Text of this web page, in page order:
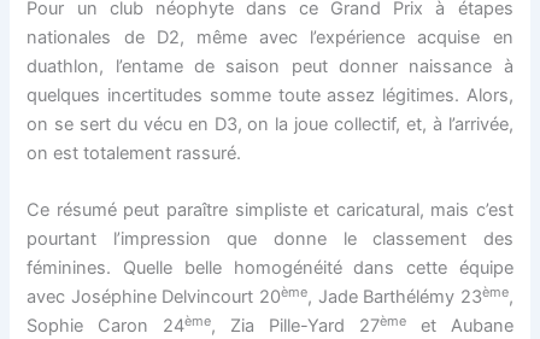
Pour un club néophyte dans ce Grand Prix à étapes
nationales de D2, même avec l’expérience acquise en
duathlon, l’entame de saison peut donner naissance à
quelques incertitudes somme toute assez légitimes. Alors,
on se sert du vécu en D3, on la joue collectif, et, à l’arrivée,
on est totalement rassuré.
Ce résumé peut paraître simpliste et caricatural, mais c’est
pourtant l’impression que donne le classement des
féminines. Quelle belle homogénéité dans cette équipe
avec Joséphine Delvincourt 20ème, Jade Barthélémy 23ème,
Sophie Caron 24ème, Zia Pille-Yard 27èmeet Aubane